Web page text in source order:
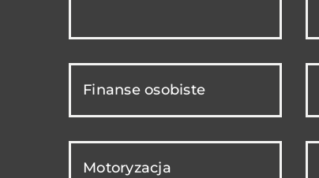
Finanse osobiste
Motoryzacja